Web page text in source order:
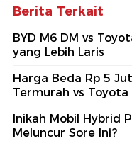
Berita Terkait
BYD M6 DM vs
yang Lebih Laris
Harga Beda Rp 5
Termurah vs
Inikah Mobil Hybrid
Meluncur Sore Ini?